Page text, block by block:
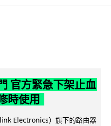
官方緊急下架止血
時使用
Electronics）旗下的路由器